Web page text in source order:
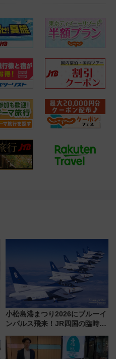
小松島港まつり2026にブルーイ
ンパルス飛来！JR四国の臨時ダ